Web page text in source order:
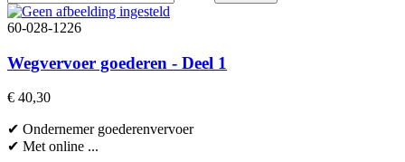
60-028-1226
Wegvervoer goederen - Deel 1
€ 40,30
✔ Ondernemer goederenvervoer
✔ Met online ...